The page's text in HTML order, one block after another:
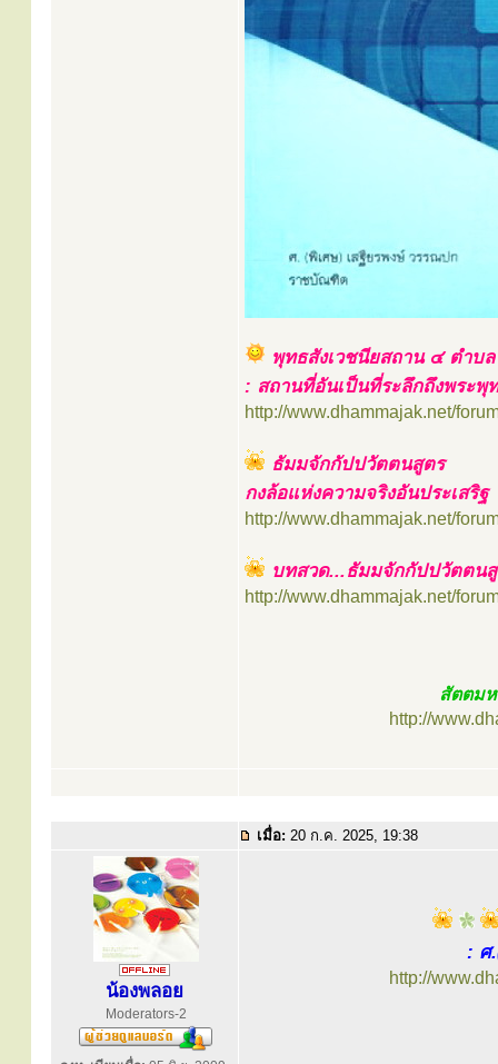
พุทธสังเวชนียสถาน ๔ ตำบล
: สถานที่อันเป็นที่ระลึกถึงพระพุ
http://www.dhammajak.net/
ธัมมจักกัปปวัตตนสูตร
กงล้อแห่งความจริงอันประเสริฐ
http://www.dhammajak.net/
บทสวด...ธัมมจักกัปปวัตตน
http://www.dhammajak.net/
สัตตม
http://
เมื่อ: 20 ก.ค. 2025, 19:38
น้องพลอย
Moderators-2
: ศ
http://